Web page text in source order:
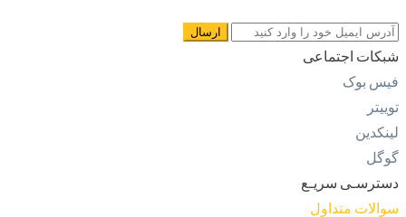
شبکات اجتماعی
فیس بوک
توییتر
لینکدین
گوگل
دسترسـی سریـع
سوالات متداول